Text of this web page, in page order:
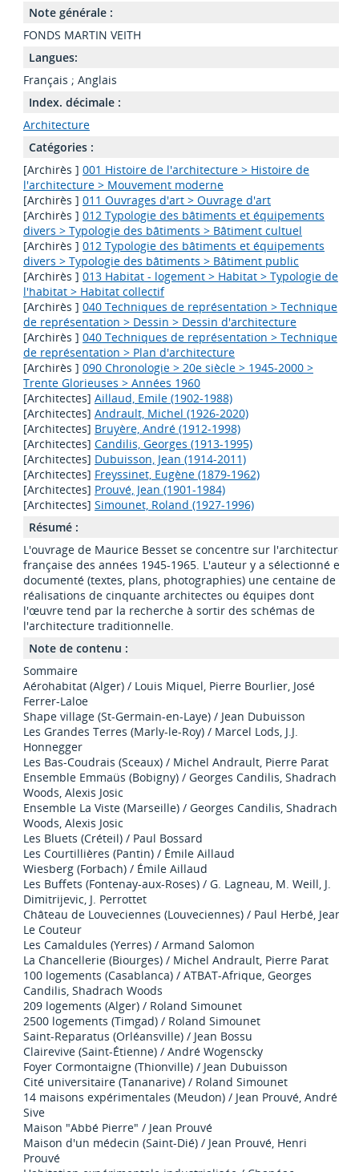
Note générale :
FONDS MARTIN VEITH
Langues:
Français ; Anglais
Index. décimale :
Architecture
Catégories :
[Archirès ] 001 Histoire de l'architecture > Histoire de
l'architecture > Mouvement moderne
[Archirès ] 011 Ouvrages d'art > Ouvrage d'art
[Archirès ] 012 Typologie des bâtiments et équipements
divers > Typologie des bâtiments > Bâtiment cultuel
[Archirès ] 012 Typologie des bâtiments et équipements
divers > Typologie des bâtiments > Bâtiment public
[Archirès ] 013 Habitat - logement > Habitat > Typologie de
l'habitat > Habitat collectif
[Archirès ] 040 Techniques de représentation > Technique
de représentation > Dessin > Dessin d'architecture
[Archirès ] 040 Techniques de représentation > Technique
de représentation > Plan d'architecture
[Archirès ] 090 Chronologie > 20e siècle > 1945-2000 >
Trente Glorieuses > Années 1960
[Architectes] Aillaud, Emile (1902-1988)
[Architectes] Andrault, Michel (1926-2020)
[Architectes] Bruyère, André (1912-1998)
[Architectes] Candilis, Georges (1913-1995)
[Architectes] Dubuisson, Jean (1914-2011)
[Architectes] Freyssinet, Eugène (1879-1962)
[Architectes] Prouvé, Jean (1901-1984)
[Architectes] Simounet, Roland (1927-1996)
Résumé :
L'ouvrage de Maurice Besset se concentre sur l'architecture
française des années 1945-1965. L'auteur y a sélectionné et
documenté (textes, plans, photographies) une centaine de
réalisations de cinquante architectes ou équipes dont
l'œuvre tend par la recherche à sortir des schémas de
l'architecture traditionnelle.
Note de contenu :
Sommaire
Aérohabitat (Alger) / Louis Miquel, Pierre Bourlier, José
Ferrer-Laloe
Shape village (St-Germain-en-Laye) / Jean Dubuisson
Les Grandes Terres (Marly-le-Roy) / Marcel Lods, J.J.
Honnegger
Les Bas-Coudrais (Sceaux) / Michel Andrault, Pierre Parat
Ensemble Emmaüs (Bobigny) / Georges Candilis, Shadrach
Woods, Alexis Josic
Ensemble La Viste (Marseille) / Georges Candilis, Shadrach
Woods, Alexis Josic
Les Bluets (Créteil) / Paul Bossard
Les Courtillières (Pantin) / Émile Aillaud
Wiesberg (Forbach) / Émile Aillaud
Les Buffets (Fontenay-aux-Roses) / G. Lagneau, M. Weill, J.
Dimitrijevic, J. Perrottet
Château de Louveciennes (Louveciennes) / Paul Herbé, Jean
Le Couteur
Les Camaldules (Yerres) / Armand Salomon
La Chancellerie (Biourges) / Michel Andrault, Pierre Parat
100 logements (Casablanca) / ATBAT-Afrique, Georges
Candilis, Shadrach Woods
209 logements (Alger) / Roland Simounet
2500 logements (Timgad) / Roland Simounet
Saint-Reparatus (Orléansville) / Jean Bossu
Clairevive (Saint-Étienne) / André Wogenscky
Foyer Cormontaigne (Thionville) / Jean Dubuisson
Cité universitaire (Tananarive) / Roland Simounet
14 maisons expérimentales (Meudon) / Jean Prouvé, André
Sive
Maison "Abbé Pierre" / Jean Prouvé
Maison d'un médecin (Saint-Dié) / Jean Prouvé, Henri
Prouvé